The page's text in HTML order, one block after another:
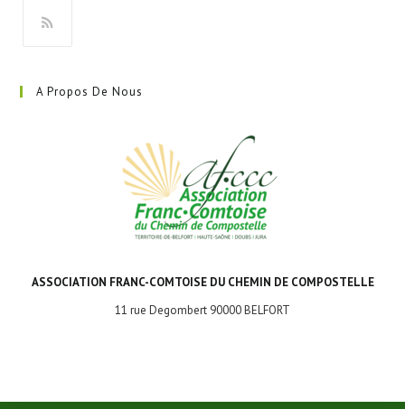
onglet
un
A Propos De Nous
ASSOCIATION FRANC-COMTOISE DU CHEMIN DE COMPOSTELLE
11 rue Degombert 90000 BELFORT